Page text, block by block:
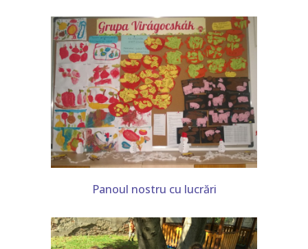
Panoul nostru cu lucrări